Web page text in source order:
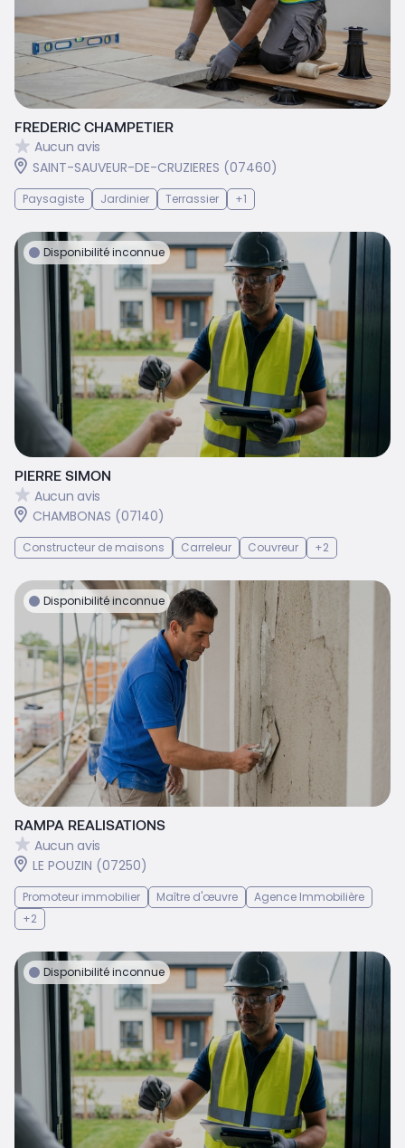
FREDERIC CHAMPETIER
Aucun avis
SAINT-SAUVEUR-DE-CRUZIERES (07460)
Paysagiste Jardinier Terrassier +1
Disponibilité inconnue
PIERRE SIMON
Aucun avis
CHAMBONAS (07140)
Constructeur de maisons Carreleur Couvreur +2
Disponibilité inconnue
RAMPA REALISATIONS
Aucun avis
LE POUZIN (07250)
Promoteur immobilier Maître d'œuvre
Agence Immobilière
+2
Disponibilité inconnue